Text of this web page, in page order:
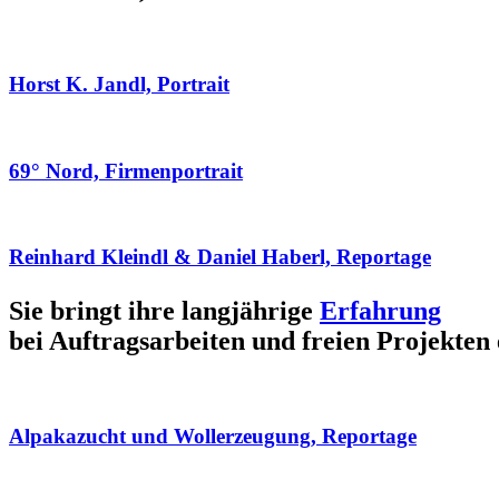
Horst K. Jandl, Portrait
69° Nord, Firmenportrait
Reinhard Kleindl & Daniel Haberl, Reportage
Sie bringt ihre langjährige Erfahrung
bei Auftragsarbeiten und freien Projekten
Alpakazucht und Wollerzeugung, Reportage